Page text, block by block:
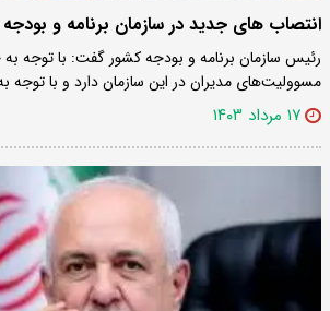
انتصاب های جدید در سازمان برنامه و
رئیس سازمان برنامه و بودجه کشور گفت: با توجه
مسوولیت‌های مدیران در این سازمان دارد و با
۱۷ مرداد ۱۴۰۳